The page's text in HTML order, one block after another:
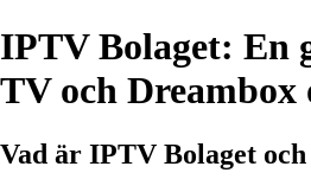
IPTV Bolaget: En
TV och Dreambox
Vad är IPTV Bolaget